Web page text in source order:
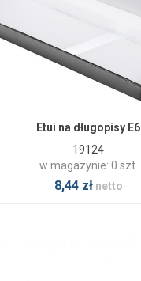
Etui na długopisy E6
19124
w magazynie: 0 szt.
8,44 złnetto